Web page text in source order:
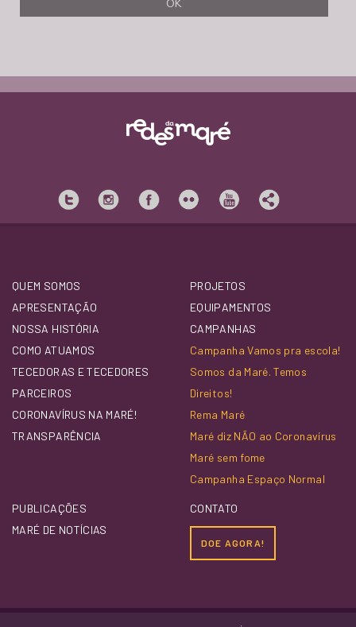
QUEM SOMOS
APRESENTAÇÃO
NOSSA HISTÓRIA
COMO ATUAMOS
TECEDORAS E TECEDORES
PARCEIROS
CORONAVÍRUS NA MARÉ!
TRANSPARÊNCIA
PROJETOS
EQUIPAMENTOS
CAMPANHAS
Campanha Vamos pra escola!
Somos da Maré. Temos
Direitos!
Rema Maré
Maré diz NÃO ao Coronavírus
Maré sem fome
Campanha Espaço Normal
PUBLICAÇÕES
MARÉ DE NOTÍCIAS
CONTATO
DOE AGORA!